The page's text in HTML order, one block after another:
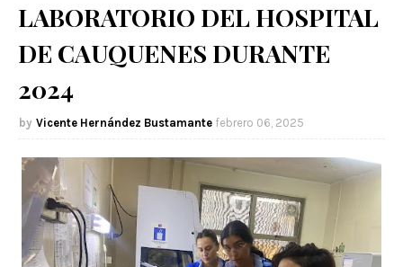
LABORATORIO DEL HOSPITAL
DE CAUQUENES DURANTE
2024
Vicente Hernández Bustamante febrero 06, 2025